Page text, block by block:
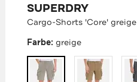
SUPERDRY
Cargo-Shorts 'Core' greige
Farbe:greige